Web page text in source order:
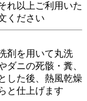
れ以上ご利用いた
ください
剤を用いて丸洗
ダニの死骸・糞、
した後、熱風乾燥
と仕上げます